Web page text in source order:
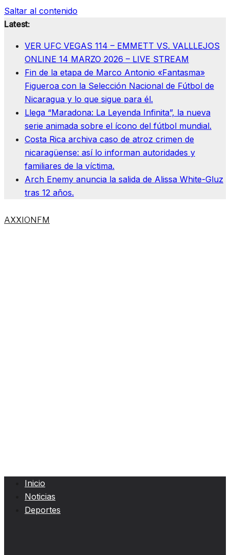
Saltar al contenido
Latest:
VER UFC VEGAS 114 – EMMETT VS. VALLLEJOS
ONLINE 14 MARZO 2026 – LIVE STREAM
Fin de la etapa de Marco Antonio «Fantasma»
Figueroa con la Selección Nacional de Fútbol de
Nicaragua y lo que sigue para él.
Llega “Maradona: La Leyenda Infinita”, la nueva
serie animada sobre el ícono del fútbol mundial.
Costa Rica archiva caso de atroz crimen de
nicaragüense: así lo informan autoridades y
familiares de la víctima.
Arch Enemy anuncia la salida de Alissa White-Gluz
tras 12 años.
AXXIONFM
Inicio
Noticias
Deportes